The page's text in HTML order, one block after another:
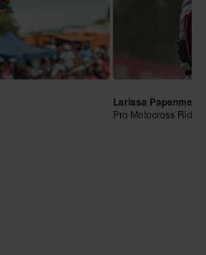
Larissa Papenmeier
Pro Motocross Rider